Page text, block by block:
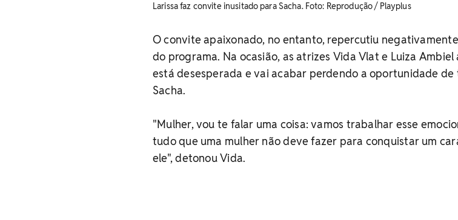
Larissa faz convite inusitado para Sacha. ​Foto: Reprodução / Playplus
O convite apaixonado, no entanto, repercutiu
do programa. Na ocasião, as atrizes Vida Vlat e Luiza
está desesperada e vai acabar perdendo a oportunidade de
Sacha.
"Mulher, vou te falar uma coisa: vamos trabalhar esse
tudo que uma mulher não deve fazer para conquistar um
ele", detonou Vida.